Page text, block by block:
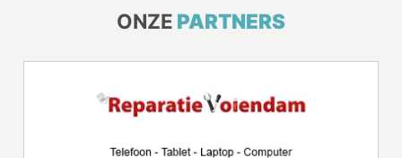
ONZE PARTNERS